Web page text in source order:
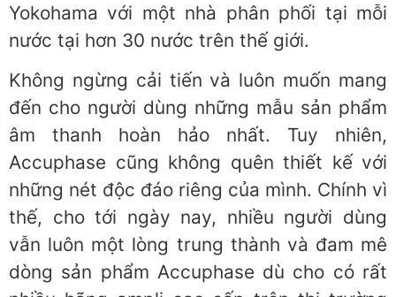
Yokohama với một nhà phân phối tại mỗi
nước tại hơn 30 nước trên thế giới.
Không ngừng cải tiến và luôn muốn mang
đến cho người dùng những mẫu sản phẩm
âm thanh hoàn hảo nhất. Tuy nhiên,
Accuphase cũng không quên thiết kế với
những nét độc đáo riêng của mình. Chính vì
thế, cho tới ngày nay, nhiều người dùng
vẫn luôn một lòng trung thành và đam mê
dòng sản phẩm Accuphase dù cho có rất